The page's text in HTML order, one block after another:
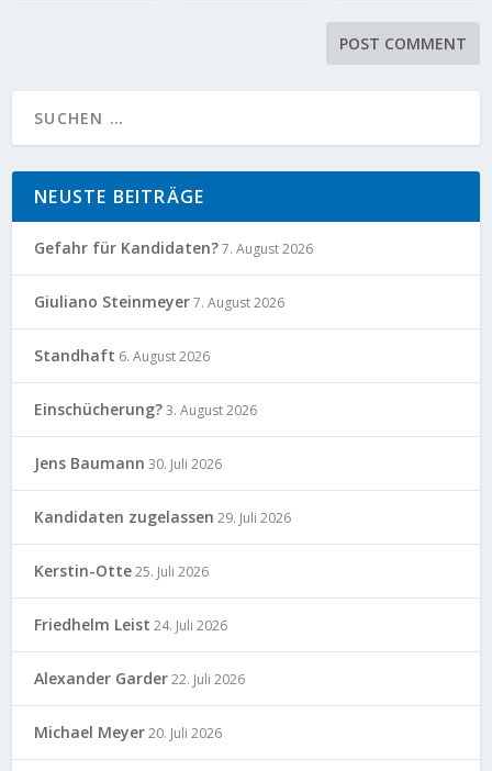
NEUSTE BEITRÄGE
Gefahr für Kandidaten?7. August 2026
Giuliano Steinmeyer7. August 2026
Standhaft 6. August 2026
Einschücherung?3. August 2026
Jens Baumann 30. Juli 2026
Kandidaten zugelassen 29. Juli 2026
Kerstin-Otte25. Juli 2026
Friedhelm Leist 24. Juli 2026
Alexander Garder22. Juli 2026
Michael Meyer20. Juli 2026